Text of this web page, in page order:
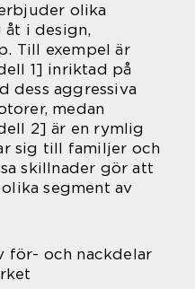
olika
åt i design,
Till exempel är
1] inriktad på
dess aggressiva
medan
2] är en rymlig
sig till familjer och
skillnader gör att
segment av
för- och nackdelar